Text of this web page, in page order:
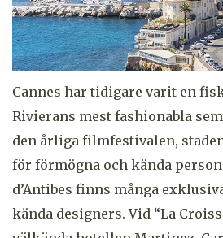
Cannes har tidigare varit en
Rivierans mest fashionabla
den årliga filmfestivalen,
för förmögna och kända
d’Antibes finns många
kända designers. Vid “La